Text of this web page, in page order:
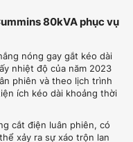
80kVA phục vụ
nóng gay gắt kéo dài
nhiệt độ của năm 2023
phiên và theo lịch trình
ích kéo dài khoảng thời
cắt điện luân phiên, có
xảy ra sự xáo trộn lan